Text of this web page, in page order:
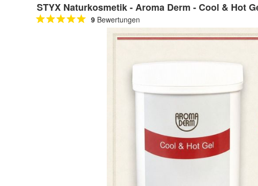
STYX Naturkosmetik - Aroma Derm - Cool & Hot
9 Bewertungen